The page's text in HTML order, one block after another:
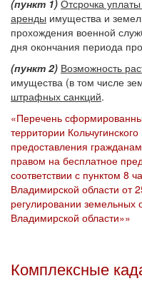
(пункт 1) Отсрочка
аренды имущества и
прохождения военной
дня окончания периода
(пункт 2) Возможность
имущества (в том числе
штрафных санкций.
«Перечень
территории
предоставления
правом на бесплатное
соответствии с пунктом 8
Владимирской области
регулировании земельных
Владимирской области»»
Комплексные